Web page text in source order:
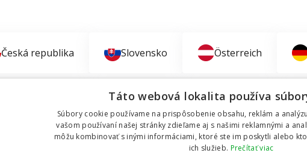
Česká republika Slovensko Österreich
Táto webová lokalita používa
Súbory cookie používame na prispôsobenie obsahu, reklám a
vašom používaní našej stránky zdieľame aj s našimi reklamnými a
môžu kombinovať s inými informáciami, ktoré ste im poskytli alebo
ich služieb. Prečítať viac